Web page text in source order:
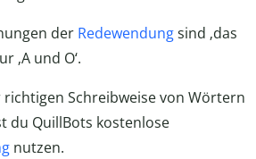
der Redewendungsind ‚das
‚A und O‘.
Schreibweise von Wörtern
du QuillBots kostenlose
nutzen.